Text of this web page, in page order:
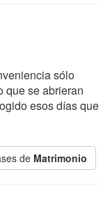
sólo
que se abrieran
esos días que
de Matrimonio